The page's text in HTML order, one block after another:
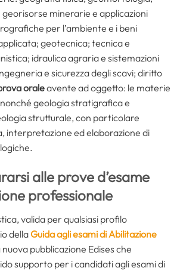
minerarie e applicazioni
per l’ambiente e i beni
geotecnica; tecnica e
idraulica agraria e sistemazioni
e sicurezza degli scavi; diritto
oraleavente ad oggetto: le materie
geologia stratigrafica e
strutturale, con particolare
interpretazione ed elaborazione di
alle prove d’esame
professionale
valida per qualsiasi profilo
dellaGuida agli esami di Abilitazione
nuova pubblicazione Edises che
supporto per i candidati agli esami di